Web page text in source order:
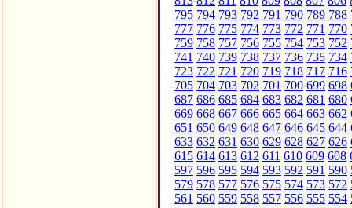
795 794 793 792 791 790 789 788
777 776 775 774 773 772 771 770
759 758 757 756 755 754 753 752
741 740 739 738 737 736 735 734
723 722 721 720 719 718 717 716
705 704 703 702 701 700 699 698
687 686 685 684 683 682 681 680
669 668 667 666 665 664 663 662
651 650 649 648 647 646 645 644
633 632 631 630 629 628 627 626
615 614 613 612 611 610 609 608
597 596 595 594 593 592 591 590
579 578 577 576 575 574 573 572
561 560 559 558 557 556 555 554